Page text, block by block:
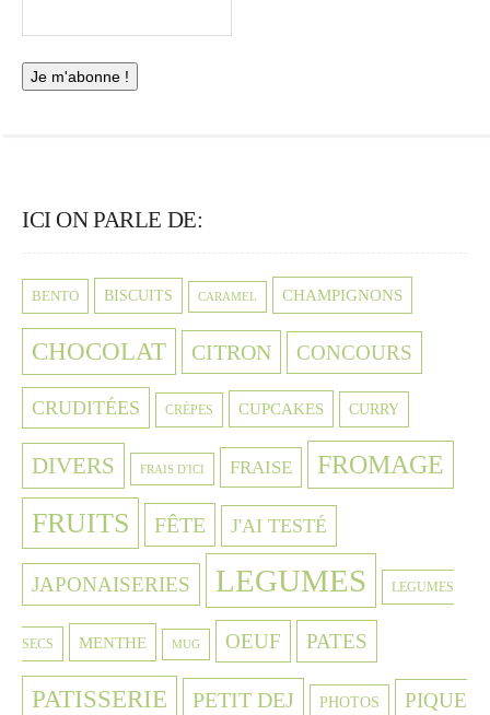
ICI ON PARLE DE:
BENTO BISCUITS CARAMEL CHAMPIGNONS
CHOCOLAT CITRON CONCOURS
CRUDITÉES CRÈPES CUPCAKES CURRY
DIVERS FRAIS D'ICI FRAISE FROMAGE
FRUITS FÊTE J'AI TESTÉ
JAPONAISERIES LEGUMES LEGUMES
SECS MENTHE MUG OEUF PATES
PATISSERIE PETIT DEJ PHOTOS PIQUE